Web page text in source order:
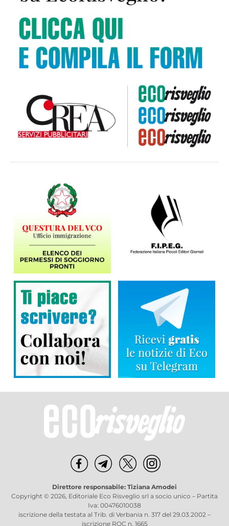
Direttore responsabile: Tiziana Amodei
Copyright © 2026, Editoriale Eco Risveglio srl a socio unico – Partita
Iva: 00476010038
iscrizione della testata al Trib. di Verbania n. 317 del 29.03.2002 –
iscrizione ROC n. 1665